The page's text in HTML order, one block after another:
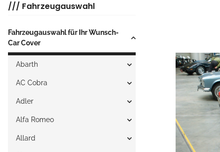
/// Fahrzeugauswahl
Fahrzeugauswahl für Ihr Wunsch-
Car Cover
Abarth
AC Cobra
Adler
Alfa Romeo
Allard